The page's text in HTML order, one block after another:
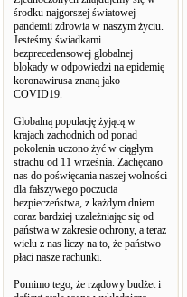
środku najgorszej światowej
pandemii zdrowia w naszym życiu.
Jesteśmy świadkami
bezprecedensowej globalnej
blokady w odpowiedzi na epidemię
koronawirusa znaną jako
COVID19.
Globalną populację żyjącą w
krajach zachodnich od ponad
pokolenia uczono żyć w ciągłym
strachu od 11 września. Zachęcano
nas do poświęcania naszej wolności
dla fałszywego poczucia
bezpieczeństwa, z każdym dniem
coraz bardziej uzależniając się od
państwa w zakresie ochrony, a teraz
wielu z nas liczy na to, że państwo
płaci nasze rachunki.
Pomimo tego, że rządowy budżet i